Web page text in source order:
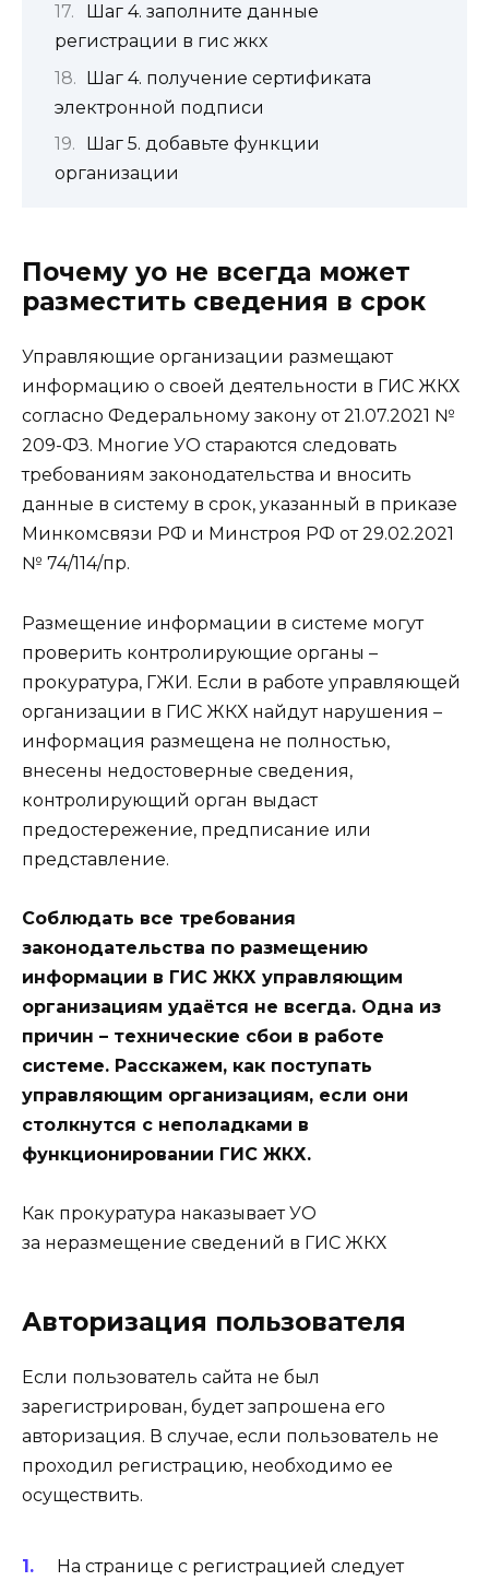
Шаг 4. заполните данные
регистрации в гис жкх
Шаг 4. получение сертификата
электронной подписи
Шаг 5. добавьте функции
организации
Почему уо не всегда может
разместить сведения в срок
Управляющие организации размещают
информацию о своей деятельности в ГИС ЖКХ
согласно Федеральному закону от 21.07.2021 №
209-ФЗ. Многие УО стараются следовать
требованиям законодательства и вносить
данные в систему в срок, указанный в приказе
Минкомсвязи РФ и Минстроя РФ от 29.02.2021
№ 74/114/пр.
Размещение информации в системе могут
проверить контролирующие органы –
прокуратура, ГЖИ. Если в работе управляющей
организации в ГИС ЖКХ найдут нарушения –
информация размещена не полностью,
внесены недостоверные сведения,
контролирующий орган выдаст
предостережение, предписание или
представление.
Соблюдать все требования
законодательства по размещению
информации в ГИС ЖКХ управляющим
организациям удаётся не всегда. Одна из
причин – технические сбои в работе
системе. Расскажем, как поступать
управляющим организациям, если они
столкнутся с неполадками в
функционировании ГИС ЖКХ.
Как прокуратура наказывает УО
за неразмещение сведений в ГИС ЖКХ
Авторизация пользователя
Если пользователь сайта не был
зарегистрирован, будет запрошена его
авторизация. В случае, если пользователь не
проходил регистрацию, необходимо ее
осуществить.
На странице с регистрацией следует